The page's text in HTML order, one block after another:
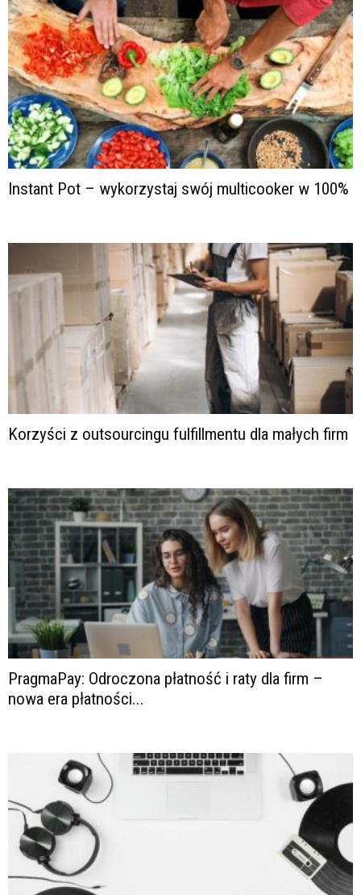
Instant Pot – wykorzystaj swój multicooker w 100%
Korzyści z outsourcingu fulfillmentu dla małych firm
PragmaPay: Odroczona płatność i raty dla firm –
nowa era płatności...